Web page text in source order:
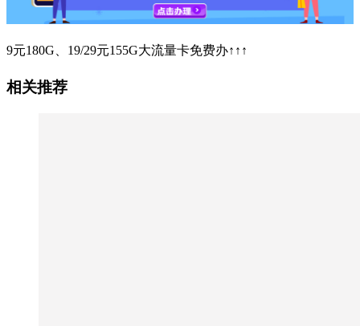
9元180G、19/29元155G大流量卡免费办↑↑↑
相关推荐